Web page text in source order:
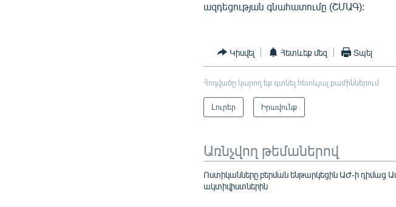
ազդեցության գնահատումը (ՇՄԱԳ):
Կիսվել Հետևեք մեզ Տպել
Հոդվածը կարող եք գտնել հետևյալ բաժիններում
Լուրեր Իրավունք
Առնչվող թեմաներով
Ոստիկանները բերման ենթարկեցին ԱԺ-ի դիմաց
ակտիվիստներին